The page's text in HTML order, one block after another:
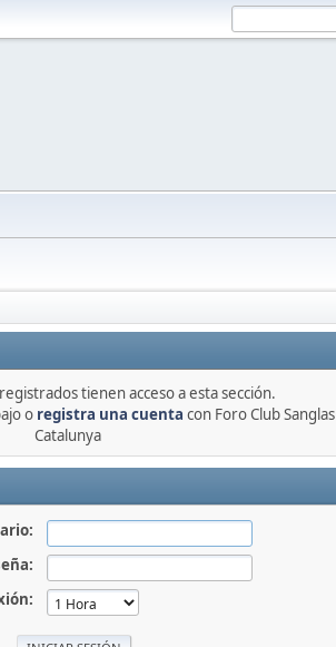
tienen acceso a esta sección.
o registra una cuenta con Foro Club Sanglas
Catalunya